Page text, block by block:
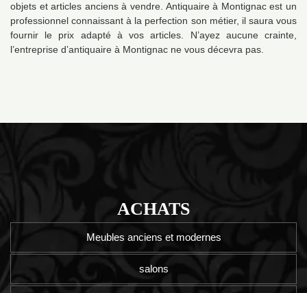
objets et articles anciens à vendre. Antiquaire à Montignac est un
professionnel connaissant à la perfection son métier, il saura vous
fournir le prix adapté à vos articles. N’ayez aucune crainte,
l’entreprise d’antiquaire à Montignac ne vous décevra pas.
ACHATS
Meubles anciens et modernes
salons